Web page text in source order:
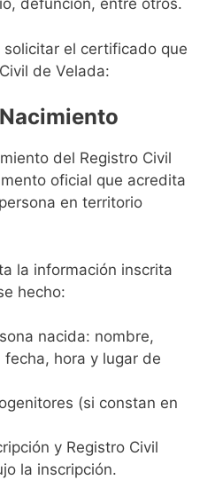
defunción, entre otros.
el certificado que
de Velada:
del Registro Civil
oficial que acredita
en territorio
la información inscrita
hecho:
nacida: nombre,
fecha, hora y lugar de
(si constan en
y Registro Civil
la inscripción.